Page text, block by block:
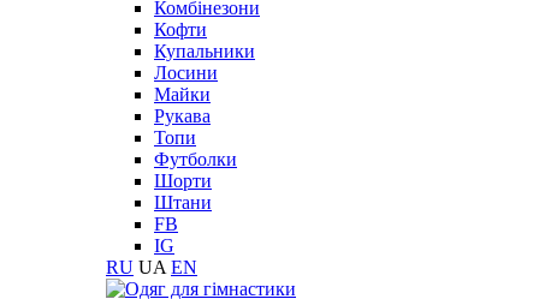
Комбінезони
Кофти
Купальники
Лосини
Майки
Рукава
Топи
Футболки
Шорти
Штани
FB
IG
RU UA EN